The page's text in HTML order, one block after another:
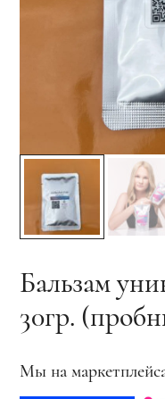
Бальзам
30гр.
Мы на